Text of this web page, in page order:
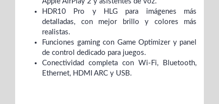
HDR10 Pro y HLG para imágenes más
detalladas, con mejor brillo y colores más
realistas.
Funciones gaming con Game Optimizer y panel
de control dedicado para juegos.
Conectividad completa con Wi-Fi, Bluetooth,
Ethernet, HDMI ARC y USB.